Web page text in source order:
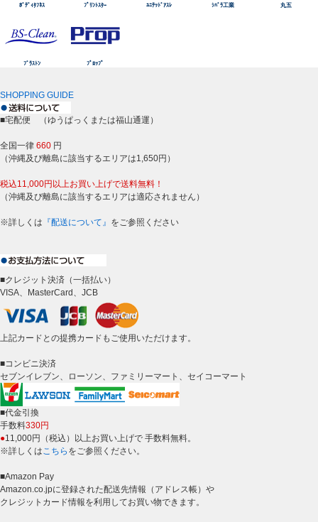
ﾎﾞﾃﾞｨﾀﾌﾈｽ ﾌﾟﾘﾝﾄｽﾀｰ ﾕﾆﾃｯﾄﾞｱｽﾚ ｼﾊﾞﾗ工業 丸五
ﾌﾞﾗｽﾄﾝ ﾌﾟﾛｯﾌﾟ
SHOPPING GUIDE
■宅配便 （ゆうぱっくまたは福山通運）
全国一律 660 円
（沖縄及び離島に該当するエリアは1,650円）
税込11,000円以上お買い上げで送料無料！
（沖縄及び離島に該当するエリアは適応されません）
※詳しくは 『配送について』 をご参照ください
■クレジット決済（一括払い）
VISA、MasterCard、JCB
上記カードとの提携カードもご使用いただけます。
■コンビニ決済
セブンイレブン、ローソン、ファミリーマート、セイコーマート
■代金引換
手数料330円
●11,000円（税込）以上お買い上げで 手数料無料。
※詳しくはこちら をご参照ください。
■Amazon Pay
Amazon.co.jpに登録された配送先情報（アドレス帳）や
クレジットカード情報を利用してお買い物できます。